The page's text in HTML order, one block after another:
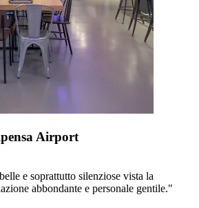
Airport
e soprattutto silenziose vista la
abbondante e personale gentile."